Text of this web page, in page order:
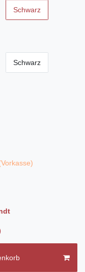
Schwarz
Schwarz